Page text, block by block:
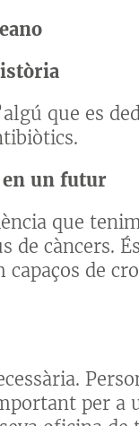
que es
en un futur
que
de càncers.
capaços de
per a